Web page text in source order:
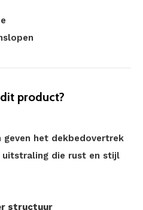
product?
het dekbedovertrek
uitstraling die rust en stijl
structuur